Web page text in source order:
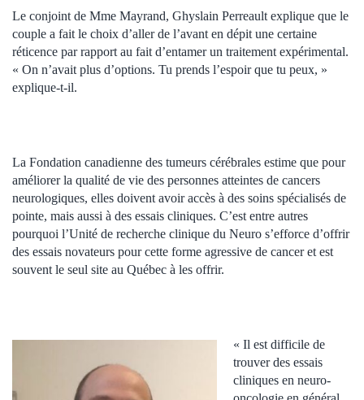
Le conjoint de Mme Mayrand, Ghyslain Perreault explique que le
couple a fait le choix d’aller de l’avant en dépit une certaine
réticence par rapport au fait d’entamer un traitement expérimental.
« On n’avait plus d’options. Tu prends l’espoir que tu peux, »
explique-t-il.
La Fondation canadienne des tumeurs cérébrales estime que pour
améliorer la qualité de vie des personnes atteintes de cancers
neurologiques, elles doivent avoir accès à des soins spécialisés de
pointe, mais aussi à des essais cliniques. C’est entre autres
pourquoi l’Unité de recherche clinique du Neuro s’efforce d’offrir
des essais novateurs pour cette forme agressive de cancer et est
souvent le seul site au Québec à les offrir.
« Il est difficile de
trouver des essais
cliniques en neuro-